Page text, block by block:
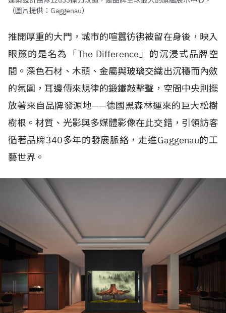
（圖片提供：Gaggenau）
推開厚重的大門，城市的喧囂彷彿被留在身後，映入
眼簾的是名為「The Difference」的沉浸式品牌空
間。深色石材、木頭、金屬與玻璃交織出沉穩而內斂
的氛圍，耳邊傳來規律的鍛鐵敲擊聲，空間中央則擺
放著來自品牌發源地——德國黑森林運來的巨大松樹
樹根。材質、光影與多媒體影像在此交錯，引領訪客
循著品牌340多年的發展脈絡，走進Gaggenau的工
藝世界。